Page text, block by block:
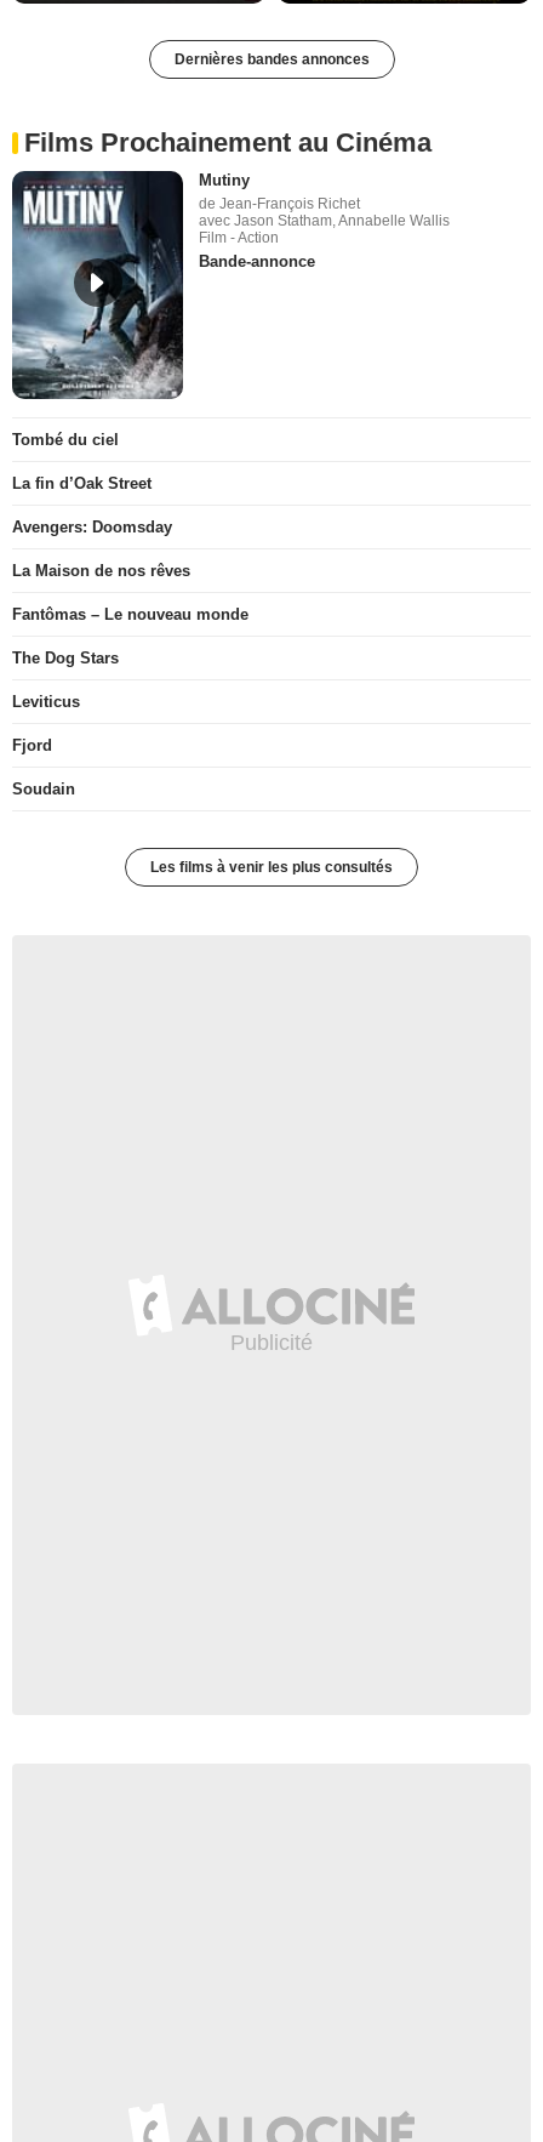
Dernières bandes annonces
Films Prochainement au Cinéma
Mutiny
de Jean-François Richet
avec Jason Statham, Annabelle Wallis
Film - Action
Bande-annonce
Tombé du ciel
La fin d’Oak Street
Avengers: Doomsday
La Maison de nos rêves
Fantômas – Le nouveau monde
The Dog Stars
Leviticus
Fjord
Soudain
Les films à venir les plus consultés